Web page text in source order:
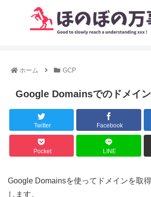
ホーム GCP
Google Domainsでのドメイ
Twitter Facebook
Pocket LINE
Google Domainsを使ってドメインを取
します。